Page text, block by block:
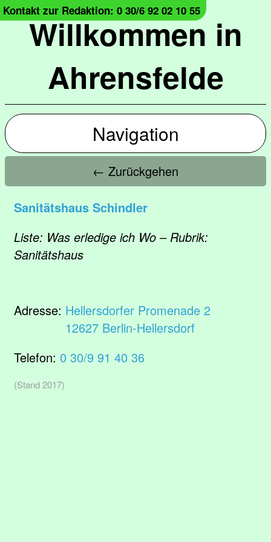
Willkommen in
Ahrensfelde
Kontakt zur Redaktion: 0 30/6 92 02 10 55
Navigation
← Zurückgehen
Sanitätshaus Schindler
Liste: Was erledige ich Wo – Rubrik:
Sanitätshaus
Adresse: Hellersdorfer Promenade 2
12627 Berlin-Hellersdorf
Telefon: 0 30/9 91 40 36
(Stand 2017)